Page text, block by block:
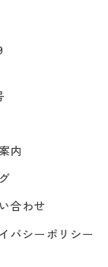
内
合わせ
バシーポリシー